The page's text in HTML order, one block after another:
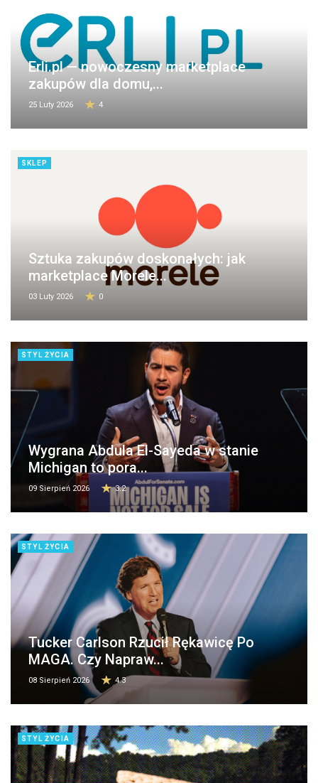
Erli.pl — nowoczesny marketplace
zakupów dla domu,...
25 Luty 2026 4
SKLEP
Sztuka zakupów doskonałych: jak
marketplace Morele...
03 Luty 2026 0
STYL ŻYCIA
Wygrana Abdula El-Sayeda w stanie
Michigan to pora...
09 Sierpień 2026 3.2
STYL ŻYCIA
Tucker Carlson Rzucił Rękawicę Po
MAGA. Czy Napraw...
08 Sierpień 2026 4.3
STYL ŻYCIA